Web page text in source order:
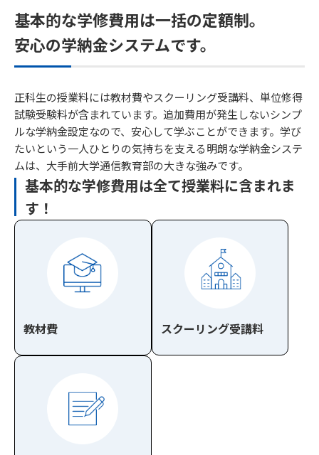
基本的な学修費用は一括の定額制。
安心の学納金システムです。
正科生の授業料には教材費やスクーリング受講料、単位修得
試験受験料が含まれています。追加費用が発生しないシンプ
ルな学納金設定なので、安心して学ぶことができます。学び
たいという一人ひとりの気持ちを支える明朗な学納金システ
ムは、大手前大学通信教育部の大きな強みです。
基本的な学修費用は全て授業料に含まれま
す！
教材費 スクーリング受講料